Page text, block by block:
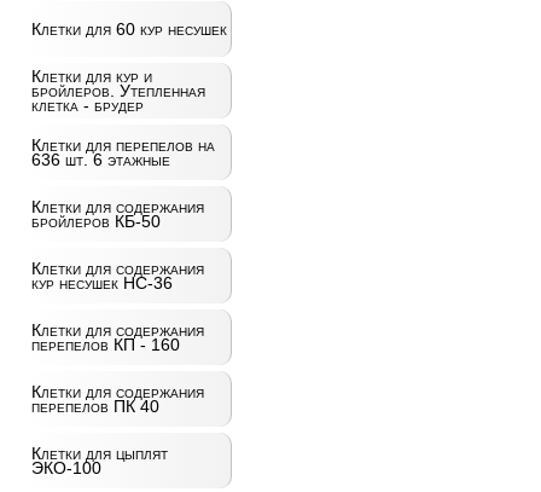
Клетки для 60 кур несушек
Клетки для кур и
бройлеров. Утепленная
клетка - брудер
Клетки для перепелов на
636 шт. 6 этажные
Клетки для содержания
бройлеров КБ-50
Клетки для содержания
кур несушек НС-36
Клетки для содержания
перепелов КП - 160
Клетки для содержания
перепелов ПК 40
Клетки для цыплят
ЭКО-100